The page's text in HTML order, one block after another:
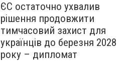
ЄС остаточно ухвалив
рішення продовжити
тимчасовий захист для
українців до березня 2028
року – дипломат